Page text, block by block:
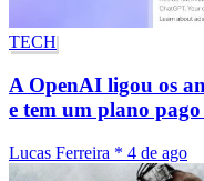
TECH
A OpenAI ligou os
e tem um plano
Lucas Ferreira * 4 de ago